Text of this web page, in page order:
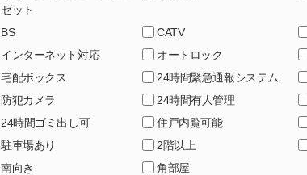
ゼット
BS CATV
インターネット対応
オートロック
宅配ボックス
24時間緊急通報システム
防犯カメラ
24時間有人管理
24時間ゴミ出し可
住戸内覧可能
駐車場あり
2階以上
南向き
角部屋